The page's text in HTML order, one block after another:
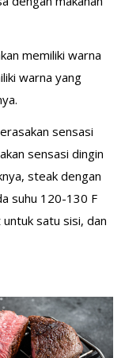
memiliki warna
warna yang
sensasi
sensasi dingin
steak dengan
suhu 120-130 F
satu sisi, dan